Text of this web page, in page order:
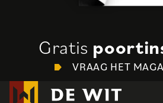
Gratis
VRAAG HET